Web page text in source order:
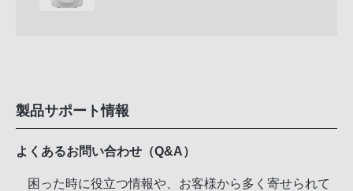
製品サポート情報
よくあるお問い合わせ（Q&A）
困った時に役立つ情報や、お客様から多く寄せられて